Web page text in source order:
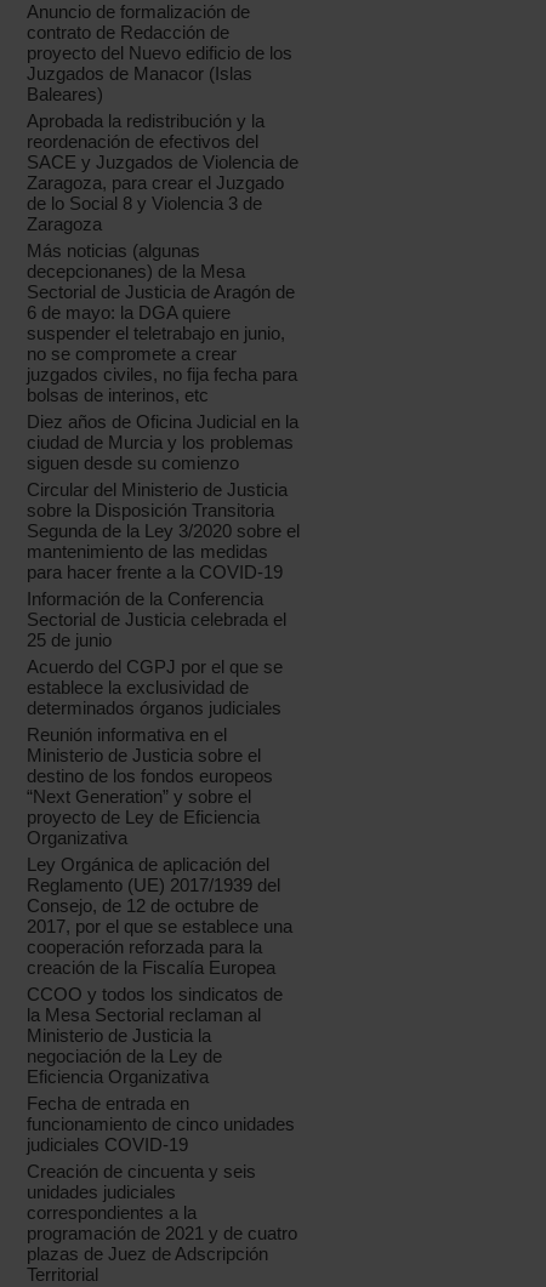
Anuncio de formalización de
contrato de Redacción de
proyecto del Nuevo edificio de los
Juzgados de Manacor (Islas
Baleares)
Aprobada la redistribución y la
reordenación de efectivos del
SACE y Juzgados de Violencia de
Zaragoza, para crear el Juzgado
de lo Social 8 y Violencia 3 de
Zaragoza
Más noticias (algunas
decepcionanes) de la Mesa
Sectorial de Justicia de Aragón de
6 de mayo: la DGA quiere
suspender el teletrabajo en junio,
no se compromete a crear
juzgados civiles, no fija fecha para
bolsas de interinos, etc
Diez años de Oficina Judicial en la
ciudad de Murcia y los problemas
siguen desde su comienzo
Circular del Ministerio de Justicia
sobre la Disposición Transitoria
Segunda de la Ley 3/2020 sobre el
mantenimiento de las medidas
para hacer frente a la COVID-19
Información de la Conferencia
Sectorial de Justicia celebrada el
25 de junio
Acuerdo del CGPJ por el que se
establece la exclusividad de
determinados órganos judiciales
Reunión informativa en el
Ministerio de Justicia sobre el
destino de los fondos europeos
“Next Generation” y sobre el
proyecto de Ley de Eficiencia
Organizativa
Ley Orgánica de aplicación del
Reglamento (UE) 2017/1939 del
Consejo, de 12 de octubre de
2017, por el que se establece una
cooperación reforzada para la
creación de la Fiscalía Europea
CCOO y todos los sindicatos de
la Mesa Sectorial reclaman al
Ministerio de Justicia la
negociación de la Ley de
Eficiencia Organizativa
Fecha de entrada en
funcionamiento de cinco unidades
judiciales COVID-19
Creación de cincuenta y seis
unidades judiciales
correspondientes a la
programación de 2021 y de cuatro
plazas de Juez de Adscripción
Territorial